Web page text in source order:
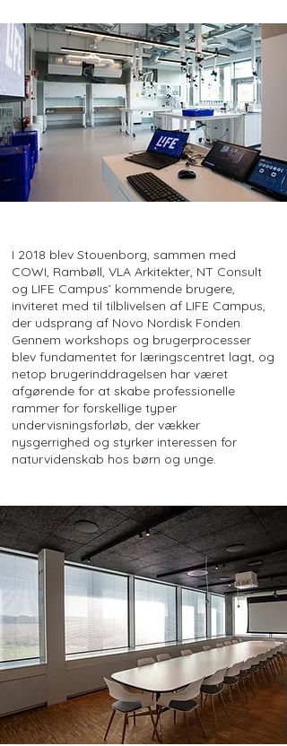
I 2018 blev Stouenborg, sammen med
COWI, Rambøll, VLA Arkitekter, NT Consult
og LIFE Campus’ kommende brugere,
inviteret med til tilblivelsen af LIFE Campus,
der udsprang af Novo Nordisk Fonden.
Gennem workshops og brugerprocesser
blev fundamentet for læringscentret lagt, og
netop brugerinddragelsen har været
afgørende for at skabe professionelle
rammer for forskellige typer
undervisningsforløb, der vækker
nysgerrighed og styrker interessen for
naturvidenskab hos børn og unge.